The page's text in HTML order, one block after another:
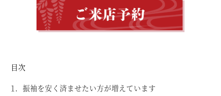
目次
1．振袖を安く済ませたい方が増えています